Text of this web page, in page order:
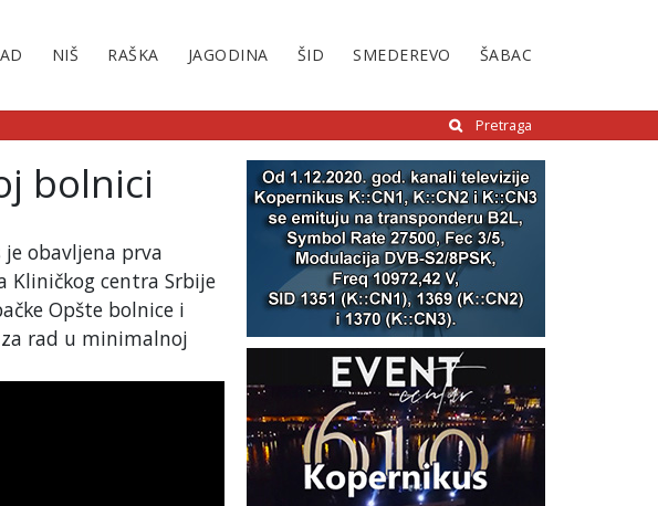
NIŠ RAŠKA JAGODINA ŠID SMEDEREVO ŠABAC
Pretraga
bolnici
je obavljena prva
Kliničkog centra Srbije
Opšte bolnice i
rad u minimalnoj